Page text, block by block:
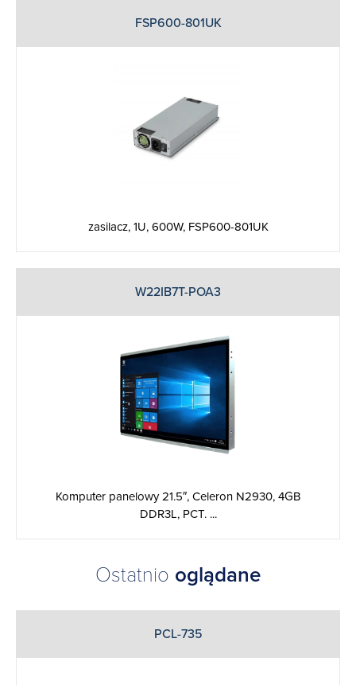
FSP600-801UK
zasilacz, 1U, 600W, FSP600-801UK
W22IB7T-POA3
Komputer panelowy 21.5″, Celeron N2930, 4GB
DDR3L, PCT. ...
Ostatnio oglądane
PCL-735